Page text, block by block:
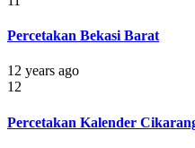
Percetakan Bekasi Barat
12 years ago
12
Percetakan Kalender